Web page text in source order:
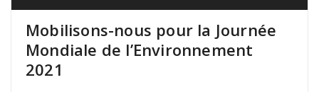
Mobilisons-nous pour la Journée
Mondiale de l’Environnement
2021